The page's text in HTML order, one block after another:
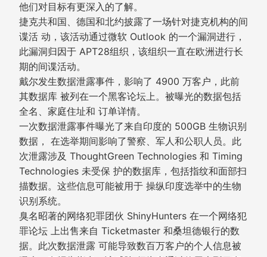
他们对目标有更深入的了解。
捷克共和国、德国和北约披露了一场针对捷克机构的间
谍活 动，该活动通过微软 Outlook 的一个漏洞进行，
此漏洞归因于 APT28组织，该组织一直在欧洲进行长
期的间谍活动。
戴尔发生数据泄露事件，影响了 4900 万客户，此前
其数据库 被列在一个黑客论坛上。被曝光的数据包括
全名、家庭住址和 订单详情。
一次数据泄露事件曝光了来自印度的 500GB 生物识别
数据， 在选举期间影响了警察、军人和公职人员。此
次泄露涉及 ThoughtGreen Technologies 和 Timing
Technologies 未受保 护的数据库，包括指纹和面部扫
描数据。这些信息可能被用于 操纵印度选举中的生物
识别系统。
臭名昭著的网络犯罪团伙 ShinyHunters 在一个网络犯
罪论坛 上出售来自 Ticketmaster 和桑坦德银行的数
据。此次数据泄露 可能导致数百万客户的个人信息被